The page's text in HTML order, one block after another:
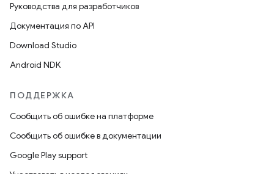
Руководства для разработчиков
Документация по API
Download Studio
Android NDK
ПОДДЕРЖКА
Сообщить об ошибке на платформе
Сообщить об ошибке в документации
Google Play support